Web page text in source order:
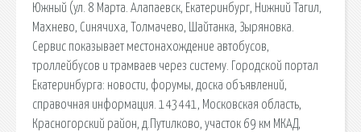
Южный (ул. 8 Марта. Алапаевск, Екатеринбург, Нижний Тагил,
Махнево, Синячиха, Толмачево, Шайтанка, Зыряновка.
Сервис показывает местонахождение автобусов,
троллейбусов и трамваев через систему. Городской портал
Екатеринбурга: новости, форумы, доска объявлений,
справочная информация. 143441, Московская область,
Красногорский район, д.Путилково, участок 69 км МКАД,